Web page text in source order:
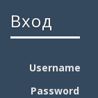
Вход
Username
Password